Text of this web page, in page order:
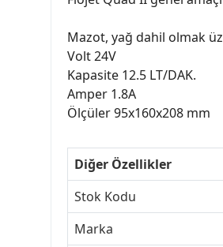
Mazot, yağ dahil olmak
Volt 24V
Kapasite 12.5 LT/DAK.
Amper 1.8A
Ölçüler 95x160x208 mm
Diğer Özellikler
Stok Kodu
Marka